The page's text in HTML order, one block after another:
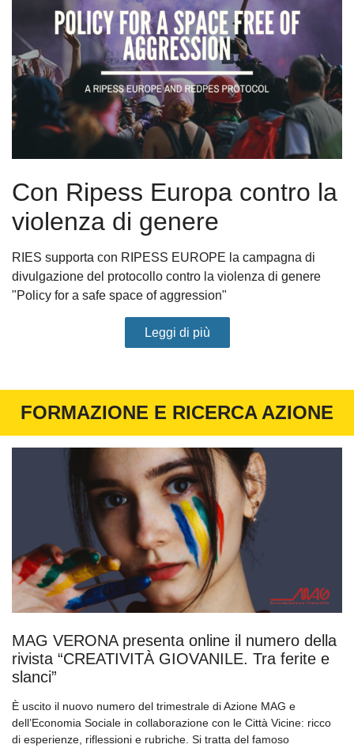
Con Ripess Europa contro la
violenza di genere
RIES supporta con RIPESS EUROPE la campagna di
divulgazione del protocollo contro la violenza di genere
"Policy for a safe space of aggression"
Leggi di più
FORMAZIONE E RICERCA AZIONE
MAG VERONA presenta online il numero della
rivista “CREATIVITÀ GIOVANILE. Tra ferite e
slanci”
È uscito il nuovo numero del trimestrale di Azione MAG e
dell’Economia Sociale in collaborazione con le Città Vicine: ricco
di esperienze, riflessioni e rubriche. Si tratta del famoso